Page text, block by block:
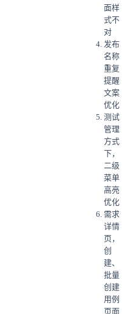
面样
式不
对
发布
名称
重复
提醒
文案
优化
测试
管理
方式
下，
二级
菜单
高亮
优化
需求
详情
页，
创
建、
批量
创建
用例
页面